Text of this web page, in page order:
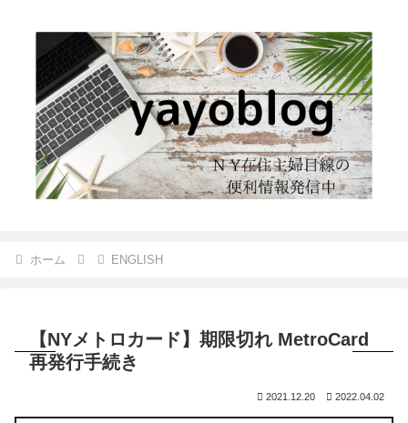
ホーム ENGLISH
【NYメトロカード】期限切れ MetroCard
再発行手続き
2021.12.20 2022.04.02